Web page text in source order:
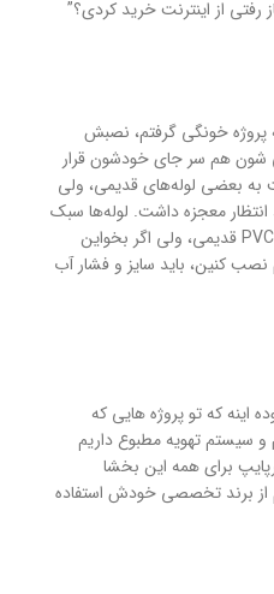
رفتی از اینترنت خرید کردی؟”
پروژه خونگی گرفتم، نصبش
شون هم سر جای خودشون قرار
بعضی لوله‌های قدیمی، ولی
معجزه داشت. لوله‌ها سبک
هستن و کار باهاشون راحت‌تر از PVC قدیمی، ولی اگر بخواین
کنین، باید سایز و فشار آب
اینه که تو پروژه‌ هایی که
سیستم تهویه مطبوع داریم
برای همه این بخشا
از برند تخصصی خودش استفاده